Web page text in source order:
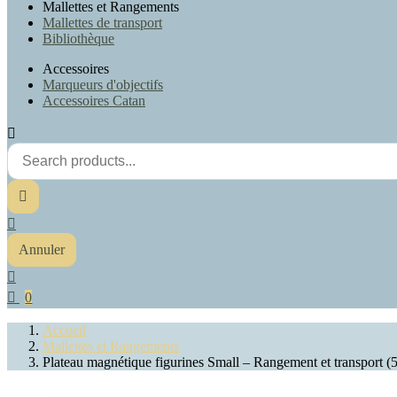
Mallettes et Rangements
Mallettes de transport
Bibliothèque
Accessoires
Marqueurs d'objectifs
Accessoires Catan



Annuler


0
Accueil
Mallettes et Rangements
Plateau magnétique figurines Small – Rangement et transport